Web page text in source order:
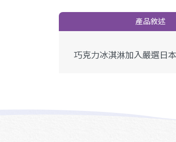
產品敘述
巧克力冰淇淋加入嚴選日